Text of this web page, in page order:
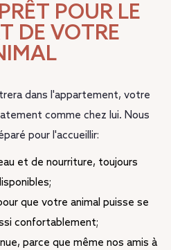
POUR LE
DE VOTRE
dans l'appartement, votre
comme chez lui. Nous
pour l'accueillir:
et de nourriture, toujours
que votre animal puisse se
confortablement;
parce que même nos amis à